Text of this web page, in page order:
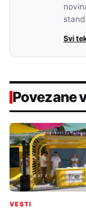
Svi
Povezane
VESTI